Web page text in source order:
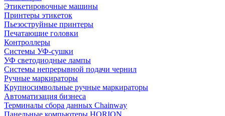
Этикетировочные машины
Принтеры этикеток
Пьезоструйные принтеры
Печатающие головки
Контроллеры
Системы УФ-сушки
УФ светодиодные лампы
Системы непрерывной подачи чернил
Ручные маркираторы
Крупносимвольные ручные маркираторы
Автоматизация бизнеса
Терминалы сбора данных Chainway
Панельные компьютеры HORION